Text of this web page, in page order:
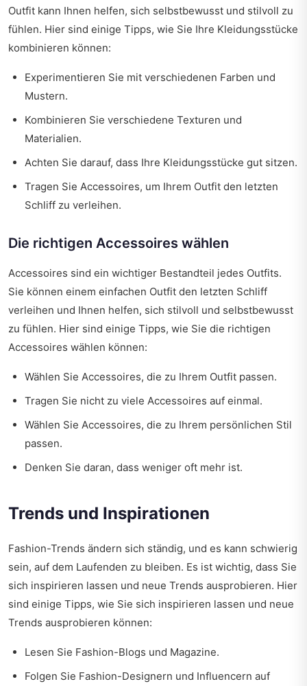
Outfit kann Ihnen helfen, sich selbstbewusst und stilvoll zu
fühlen. Hier sind einige Tipps, wie Sie Ihre Kleidungsstücke
kombinieren können:
Experimentieren Sie mit verschiedenen Farben und
Mustern.
Kombinieren Sie verschiedene Texturen und
Materialien.
Achten Sie darauf, dass Ihre Kleidungsstücke gut sitzen.
Tragen Sie Accessoires, um Ihrem Outfit den letzten
Schliff zu verleihen.
Die richtigen Accessoires wählen
Accessoires sind ein wichtiger Bestandteil jedes Outfits.
Sie können einem einfachen Outfit den letzten Schliff
verleihen und Ihnen helfen, sich stilvoll und selbstbewusst
zu fühlen. Hier sind einige Tipps, wie Sie die richtigen
Accessoires wählen können:
Wählen Sie Accessoires, die zu Ihrem Outfit passen.
Tragen Sie nicht zu viele Accessoires auf einmal.
Wählen Sie Accessoires, die zu Ihrem persönlichen Stil
passen.
Denken Sie daran, dass weniger oft mehr ist.
Trends und Inspirationen
Fashion-Trends ändern sich ständig, und es kann schwierig
sein, auf dem Laufenden zu bleiben. Es ist wichtig, dass Sie
sich inspirieren lassen und neue Trends ausprobieren. Hier
sind einige Tipps, wie Sie sich inspirieren lassen und neue
Trends ausprobieren können:
Lesen Sie Fashion-Blogs und Magazine.
Folgen Sie Fashion-Designern und Influencern auf